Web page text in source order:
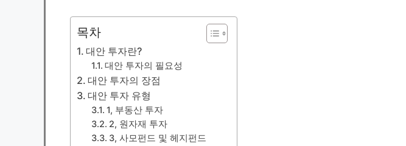
목차
대안 투자란?
대안 투자의 필요성
대안 투자의 장점
대안 투자 유형
1, 부동산 투자
2, 원자재 투자
3, 사모펀드 및 헤지펀드